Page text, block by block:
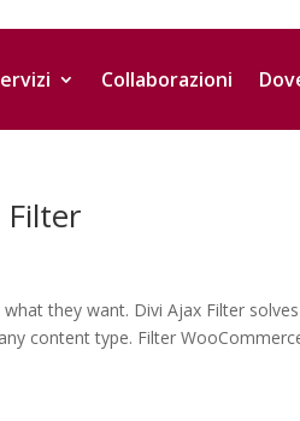
Collaborazioni
they want. Divi Ajax Filter
content type. Filter